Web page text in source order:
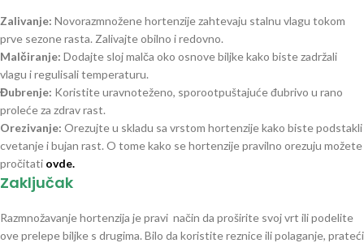
Zalivanje: Novorazmnožene hortenzije zahtevaju stalnu vlagu tokom
prve sezone rasta. Zalivajte obilno i redovno.
Malčiranje: Dodajte sloj malča oko osnove biljke kako biste zadržali
vlagu i regulisali temperaturu.
Đubrenje: Koristite uravnoteženo, sporootpuštajuće đubrivo u rano
proleće za zdrav rast.
Orezivanje: Orezujte u skladu sa vrstom hortenzije kako biste podstakli
cvetanje i bujan rast. O tome kako se hortenzije pravilno orezuju možete
pročitati ovde.
Zaključak
Razmnožavanje hortenzija je pravi način da proširite svoj vrt ili podelite
ove prelepe biljke s drugima. Bilo da koristite reznice ili polaganje, prateći